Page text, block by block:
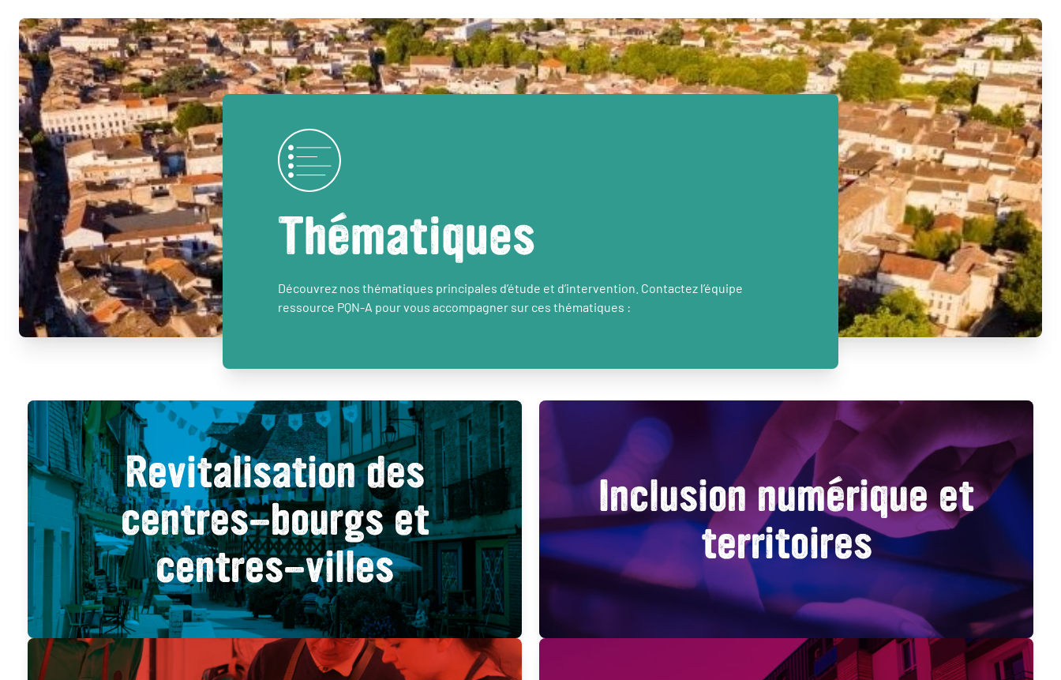
Thématiques
Découvrez nos thématiques principales d’étude et d’intervention. Contactez l’équipe
ressource PQN-A pour vous accompagner sur ces thématiques :
Revitalisation des
centres-bourgs et
centres-villes
Inclusion numérique et
territoires